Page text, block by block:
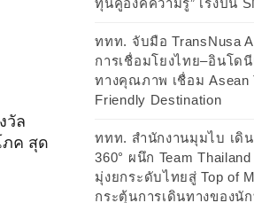
วัล
ภค สุด
ทุนคู่องค์ความรู้” เร่งปั้น
ททท. จับมือ TransNusa
การเชื่อมโยงไทย–อินโด
ทางคุณภาพ เชื่อม Asean
Friendly Destination
ททท. สำนักงานมุมไบ เดิ
360° ผนึก Team
มุ่งยกระดับไทยสู่ Top of
กระตุ้นการเดินทางของนั